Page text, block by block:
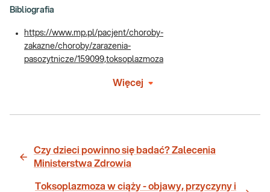
Bibliografia
https://www.mp.pl/pacjent/choroby-
zakazne/choroby/zarazenia-
pasozytnicze/159099,toksoplazmoza
Więcej
Czy dzieci powinno się badać? Zalecenia
Ministerstwa Zdrowia
Toksoplazmoza w ciąży - objawy, przyczyny i